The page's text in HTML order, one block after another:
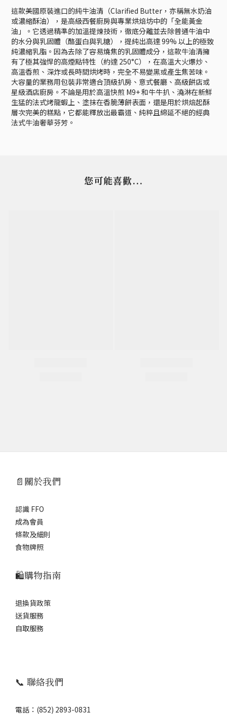
這款美國原裝進口的純牛油清（Clarified Butter，亦稱無水奶油
或濃縮酥油），是高級西餐廚房與專業烘焙坊中的「全能黃金
油」。它透過精準的加溫提煉技術，徹底分離並去除普通牛油中
的水分與乳固體（酪蛋白與乳糖），提純出高達 99% 以上的極致
純濃縮乳脂。因為去除了容易燒焦的乳固體成分，這款牛油清擁
有了極其強悍的高煙點特性（約達 250°C），在高溫大火爆炒、
高溫香煎、深炸或長時間烘烤時，完全不易變黑或產生焦苦味。
大容量的業務用包裝非常適合頂級扒房、意式餐廳、高級餅店或
星級酒店廚房。不論是用於高溫快煎 M9+ 和牛牛扒、澆淋在新鮮
生猛的法式烤龍蝦上、塗抹在香脆薄餅表面，還是用於烘焙起酥
層次完美的糕點，它都能釋放出最霸道、純粹且綿延不絕的經典
法式牛油奢華芬芳。
您可能喜歡...
📄關於我們
認識 FFO
成為會員
條款及細則
食物牌照
🛍️購物指南
退換貨政策
送貨服務
自取服務
📞 聯絡我們
電話：(852) 2893-0831